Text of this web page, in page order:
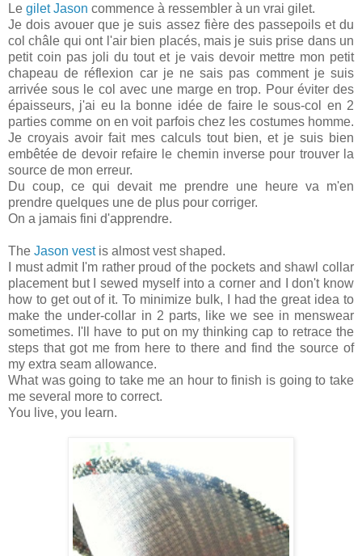
Le gilet Jason commence à ressembler à un vrai gilet.
Je dois avouer que je suis assez fière des passepoils et du
col châle qui ont l'air bien placés, mais je suis prise dans un
petit coin pas joli du tout et je vais devoir mettre mon petit
chapeau de réflexion car je ne sais pas comment je suis
arrivée sous le col avec une marge en trop. Pour éviter des
épaisseurs, j'ai eu la bonne idée de faire le sous-col en 2
parties comme on en voit parfois chez les costumes homme.
Je croyais avoir fait mes calculs tout bien, et je suis bien
embêtée de devoir refaire le chemin inverse pour trouver la
source de mon erreur.
Du coup, ce qui devait me prendre une heure va m'en
prendre quelques une de plus pour corriger.
On a jamais fini d'apprendre.
The Jason vestis almost vest shaped.
I must admit I'm rather proud of the pockets and shawl collar
placement but I sewed myself into a corner and I don't know
how to get out of it. To minimize bulk, I had the great idea to
make the under-collar in 2 parts, like we see in menswear
sometimes. I'll have to put on my thinking cap to retrace the
steps that got me from here to there and find the source of
my extra seam allowance.
What was going to take me an hour to finish is going to take
me several more to correct.
You live, you learn.